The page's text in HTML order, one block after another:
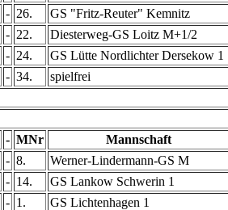
- 26. GS "Fritz-Reuter" Kemnitz
- 22. Diesterweg-GS Loitz M+1/2
- 24. GS Lütte Nordlichter Dersekow 1
- 34. spielfrei
- MNr Mannschaft
- 8. Werner-Lindermann-GS M
- 14. GS Lankow Schwerin 1
- 1. GS Lichtenhagen 1